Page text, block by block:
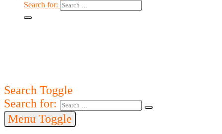
Search for:
Search Toggle
Search for:
Menu Toggle